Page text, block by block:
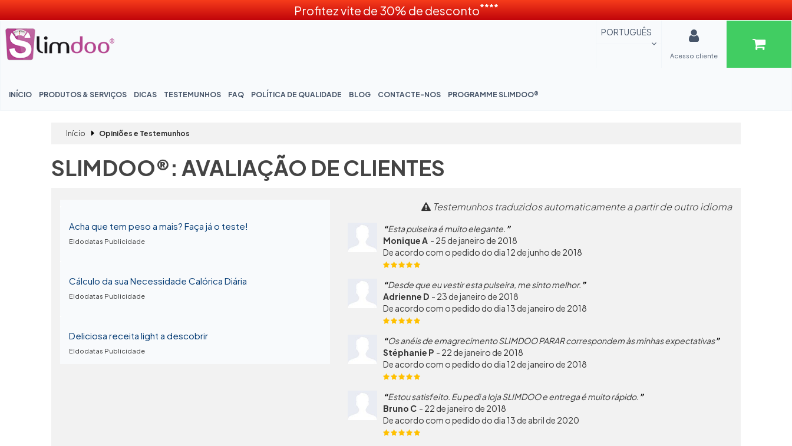
Profitez vite de 30% de desconto****
INÍCIO PRODUTOS & SERVIÇOS DICAS TESTEMUNHOS FAQ POLÍTICA DE QUALIDADE BLOG CONTACTE-NOS PROGRAMME SLIMDOO®
Acesso cliente
PORTUGUÊS
Início Opiniões e Testemunhos
SLIMDOO®: AVALIAÇÃO DE CLIENTES
Acha que tem peso a mais? Faça já o teste!
Eldodatas Publicidade
Cálculo da sua Necessidade Calórica Diária
Eldodatas Publicidade
Deliciosa receita light a descobrir
Eldodatas Publicidade
Testemunhos traduzidos automaticamente a partir de outro idioma
Esta pulseira é muito elegante.
Monique A - 25 de janeiro de 2018
De acordo com o pedido do dia 12 de junho de 2018
Desde que eu vestir esta pulseira, me sinto melhor.
Adrienne D - 23 de janeiro de 2018
De acordo com o pedido do dia 13 de janeiro de 2018
Os anéis de emagrecimento SLIMDOO PARAR correspondem às minhas expectativas
Stéphanie P - 22 de janeiro de 2018
De acordo com o pedido do dia 12 de janeiro de 2018
Estou satisfeito. Eu pedi a loja SLIMDOO e entrega é muito rápido.
Bruno C - 22 de janeiro de 2018
De acordo com o pedido do dia 13 de abril de 2020